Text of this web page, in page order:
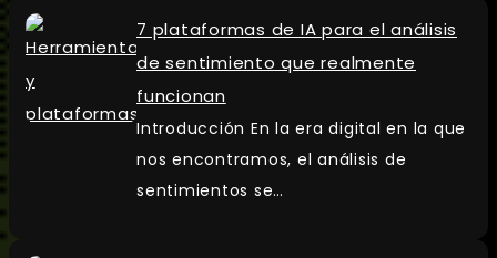
7 plataformas de IA para el análisis
de sentimiento que realmente
funcionan
Introducción En la era digital en la que
nos encontramos, el análisis de
sentimientos se…